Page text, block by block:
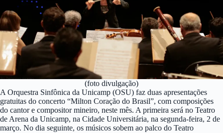
(foto divulgação)
A Orquestra Sinfônica da Unicamp (OSU) faz duas apresentações
gratuitas do concerto “Milton Coração do Brasil”, com composições
do cantor e compositor mineiro, neste mês. A primeira será no Teatro
de Arena da Unicamp, na Cidade Universitária, na segunda-feira, 2 de
março. No dia seguinte, os músicos sobem ao palco do Teatro